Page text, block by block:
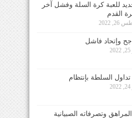
للعبة كرة السلة وفشل آخر
القدم
2022
وإتحاد فاشل
السلطة بإنتظام
المراهق وتصرفاته الصبيانية